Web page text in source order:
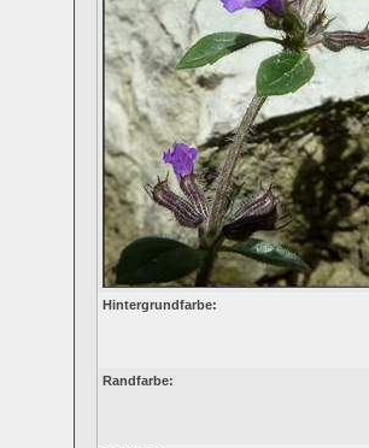
Hintergrundfarbe:
Randfarbe: